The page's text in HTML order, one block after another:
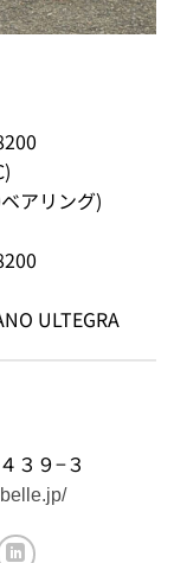
アリング)
ULTEGRA
３９−３